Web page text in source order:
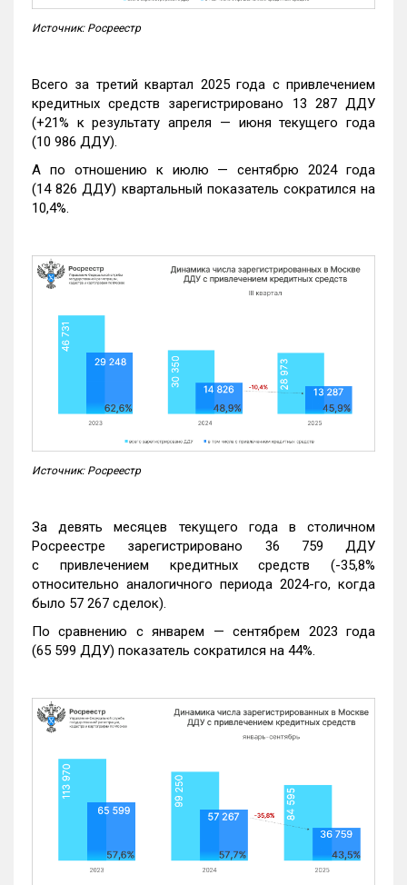
Источник: Росреестр
Всего за третий квартал 2025 года с привлечением
кредитных средств зарегистрировано 13 287 ДДУ
(+21% к результату апреля — июня текущего года
(10 986 ДДУ).
А по отношению к июлю — сентябрю 2024 года
(14 826 ДДУ) квартальный показатель сократился на
10,4%.
Источник: Росреестр
За девять месяцев текущего года в столичном
Росреестре зарегистрировано 36 759 ДДУ
с привлечением кредитных средств (-35,8%
относительно аналогичного периода 2024-го, когда
было 57 267 сделок).
По сравнению с январем — сентябрем 2023 года
(65 599 ДДУ) показатель сократился на 44%.